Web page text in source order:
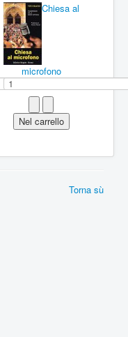
Chiesa al
microfono
Torna sù